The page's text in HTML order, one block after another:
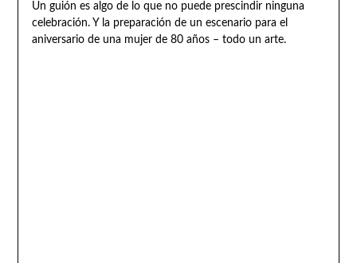
Un guión es algo de lo que no puede prescindir ninguna
celebración. Y la preparación de un escenario para el
aniversario de una mujer de 80 años – todo un arte.